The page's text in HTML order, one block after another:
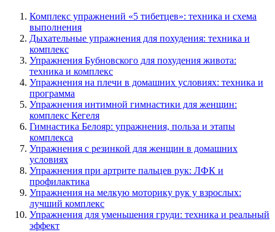
Комплекс упражнений «5 тибетцев»: техника и схема
выполнения
Дыхательные упражнения для похудения: техника и
комплекс
Упражнения Бубновского для похудения живота:
техника и комплекс
Упражнения на плечи в домашних условиях: техника и
программа
Упражнения интимной гимнастики для женщин:
комплекс Кегеля
Гимнастика Белояр: упражнения, польза и этапы
комплекса
Упражнения с резинкой для женщин в домашних
условиях
Упражнения при артрите пальцев рук: ЛФК и
профилактика
Упражнения на мелкую моторику рук у взрослых:
лучший комплекс
Упражнения для уменьшения груди: техника и реальный
эффект